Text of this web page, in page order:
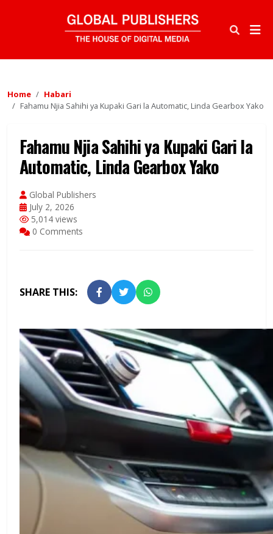
Home
Habari
Fahamu Njia Sahihi ya Kupaki Gari la Automatic, Linda Gearbox Yako
Fahamu Njia Sahihi ya Kupaki Gari la
Automatic, Linda Gearbox Yako
Global Publishers
July 2, 2026
5,014 views
0 Comments
SHARE THIS: